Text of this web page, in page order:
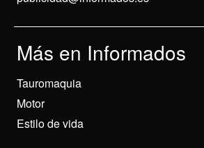
Más en Informados
Tauromaquia
Motor
Estilo de vida